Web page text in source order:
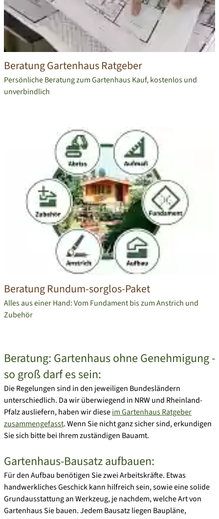
Beratung Gartenhaus Ratgeber
Persönliche Beratung zum Gartenhaus Kauf, kostenlos und
unverbindlich
Beratung Rundum-sorglos-Paket
Alles aus einer Hand: Vom Fundament bis zum Anstrich und
Zubehör
Beratung: Gartenhaus ohne Genehmigung -
so groß darf es sein:
Die Regelungen sind in den jeweiligen Bundesländern
unterschiedlich. Da wir überwiegend in NRW und Rheinland-
Pfalz ausliefern, haben wir dieseim Gartenhaus Ratgeber
zusammengefasst.Wenn Sie nicht ganz sicher sind, erkundigen
Sie sich bitte bei Ihrem zuständigen Bauamt.
Gartenhaus-Bausatz aufbauen:
Für den Aufbau benötigen Sie zwei Arbeitskräfte. Etwas
handwerkliches Geschick kann hilfreich sein, sowie eine solide
Grundausstattung an Werkzeug, je nachdem, welche Art von
Gartenhaus Sie bauen. Jedem Bausatz liegen Baupläne,